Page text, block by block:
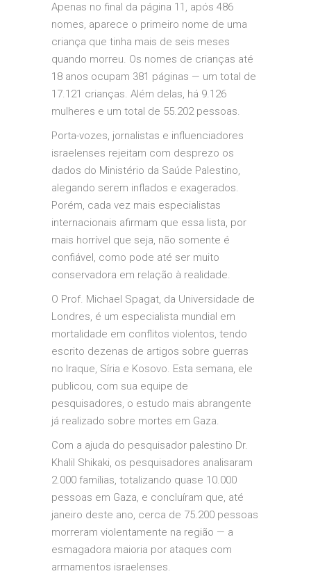
Apenas no final da página 11, após 486
nomes, aparece o primeiro nome de uma
criança que tinha mais de seis meses
quando morreu. Os nomes de crianças até
18 anos ocupam 381 páginas — um total de
17.121 crianças. Além delas, há 9.126
mulheres e um total de 55.202 pessoas.
Porta-vozes, jornalistas e influenciadores
israelenses rejeitam com desprezo os
dados do Ministério da Saúde Palestino,
alegando serem inflados e exagerados.
Porém, cada vez mais especialistas
internacionais afirmam que essa lista, por
mais horrível que seja, não somente é
confiável, como pode até ser muito
conservadora em relação à realidade.
O Prof. Michael Spagat, da Universidade de
Londres, é um especialista mundial em
mortalidade em conflitos violentos, tendo
escrito dezenas de artigos sobre guerras
no Iraque, Síria e Kosovo. Esta semana, ele
publicou, com sua equipe de
pesquisadores, o estudo mais abrangente
já realizado sobre mortes em Gaza.
Com a ajuda do pesquisador palestino Dr.
Khalil Shikaki, os pesquisadores analisaram
2.000 famílias, totalizando quase 10.000
pessoas em Gaza, e concluíram que, até
janeiro deste ano, cerca de 75.200 pessoas
morreram violentamente na região — a
esmagadora maioria por ataques com
armamentos israelenses.